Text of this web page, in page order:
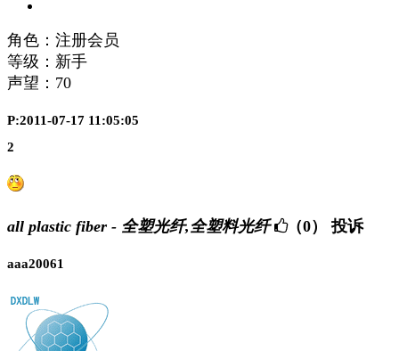
角色：注册会员
等级：新手
声望： 70
P:2011-07-17 11:05:05
2
all plastic fiber - 全塑光纤,全塑料光纤 （0） 投诉
aaa20061